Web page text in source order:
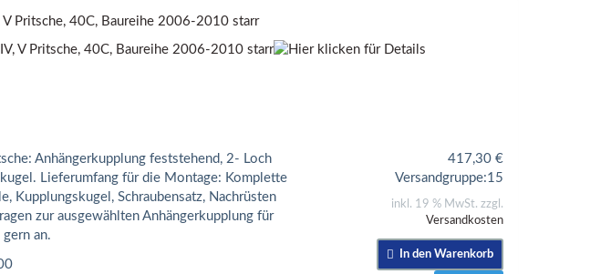
Pritsche, 40C, Baureihe 2006-2010 starr
Anhängerkupplung feststehend, 2- Loch
Lieferumfang für die Montage: Komplette
Kupplungskugel, Schraubensatz, Nachrüsten
zur ausgewählten Anhängerkupplung für
an.
417,30 €
Versandgruppe:15
inkl. 19 % MwSt. zzgl.
Versandkosten
In den Warenkorb